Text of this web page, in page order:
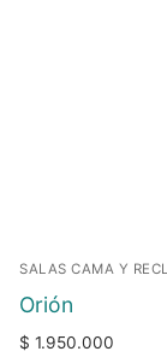
SALAS CAMA Y
Orión
$ 1.950.000